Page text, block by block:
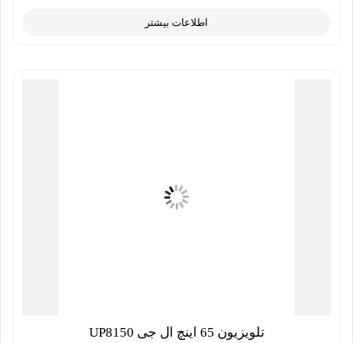
اطلاعات بیشتر
تلویزیون 65 اینچ ال جی UP8150